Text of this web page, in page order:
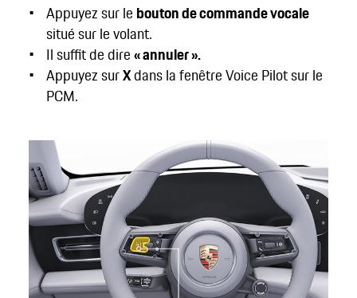
Appuyez sur le bouton de commande vocale
situé sur le volant.
Il suffit de dire« annuler ».
Appuyez surXdans la fenêtre Voice Pilot sur le
PCM.